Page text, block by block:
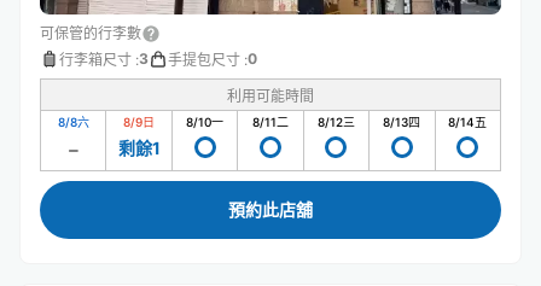
可保管的行李數
行李箱尺寸 :3 手提包尺寸 :0
利用可能時間
8/8六 8/9日
剩餘1
8/10一 8/11二 8/12三 8/13四 8/14五
預約此店舖